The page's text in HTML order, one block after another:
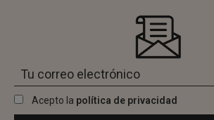
Acepto la política de privacidad